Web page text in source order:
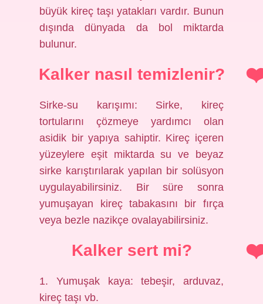
büyük kireç taşı yatakları vardır. Bunun
dışında dünyada da bol miktarda
bulunur.
Kalker nasıl temizlenir?
Sirke-su karışımı: Sirke, kireç
tortularını çözmeye yardımcı olan
asidik bir yapıya sahiptir. Kireç içeren
yüzeylere eşit miktarda su ve beyaz
sirke karıştırılarak yapılan bir solüsyon
uygulayabilirsiniz. Bir süre sonra
yumuşayan kireç tabakasını bir fırça
veya bezle nazikçe ovalayabilirsiniz.
Kalker sert mi?
1. Yumuşak kaya: tebeşir, arduvaz,
kireç taşı vb.